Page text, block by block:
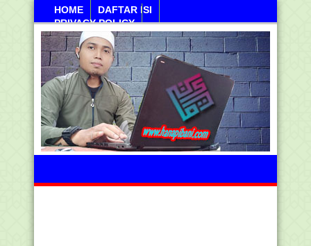
HOME
DAFTAR ISI
PRIVACY POLICY
Jumahat, 07 Agustus 2026